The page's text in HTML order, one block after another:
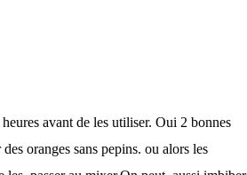
avant de les utiliser. Oui 2 bonnes
oranges sans pepins. ou alors les